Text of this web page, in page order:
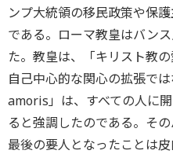
ンプ大統領の移民政策や保
である。ローマ教皇はバン
た。教皇は、「キリスト教
自己中心的な関心の拡張で
amoris」は、すべての人に
ると強調したのである。そ
最後の要人となったことは皮